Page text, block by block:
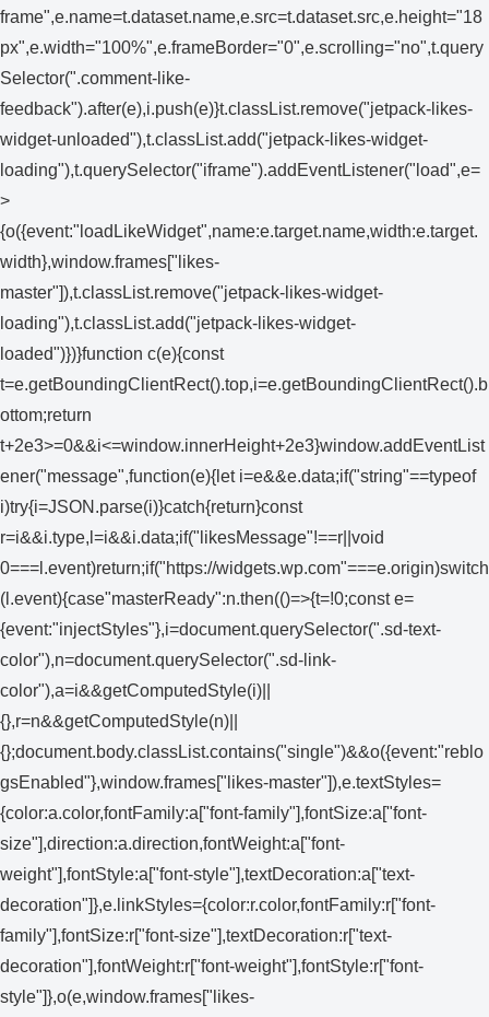
frame",e.name=t.dataset.name,e.src=t.dataset.src,e.height="18
px",e.width="100%",e.frameBorder="0",e.scrolling="no",t.query
Selector(".comment-like-
feedback").after(e),i.push(e)}t.classList.remove("jetpack-likes-
widget-unloaded"),t.classList.add("jetpack-likes-widget-
loading"),t.querySelector("iframe").addEventListener("load",e=
>
{o({event:"loadLikeWidget",name:e.target.name,width:e.target.
width},window.frames["likes-
master"]),t.classList.remove("jetpack-likes-widget-
loading"),t.classList.add("jetpack-likes-widget-
loaded")})}function c(e){const
t=e.getBoundingClientRect().top,i=e.getBoundingClientRect().b
ottom;return
t+2e3>=0&&i<=window.innerHeight+2e3}window.addEventList
ener("message",function(e){let i=e&&e.data;if("string"==typeof
i)try{i=JSON.parse(i)}catch{return}const
r=i&&i.type,l=i&&i.data;if("likesMessage"!==r||void
0===l.event)return;if("https://widgets.wp.com"===e.origin)switch
(l.event){case"masterReady":n.then(()=>{t=!0;const e=
{event:"injectStyles"},i=document.querySelector(".sd-text-
color"),n=document.querySelector(".sd-link-
color"),a=i&&getComputedStyle(i)||
{},r=n&&getComputedStyle(n)||
{};document.body.classList.contains("single")&&o({event:"reblo
gsEnabled"},window.frames["likes-master"]),e.textStyles=
{color:a.color,fontFamily:a["font-family"],fontSize:a["font-
size"],direction:a.direction,fontWeight:a["font-
weight"],fontStyle:a["font-style"],textDecoration:a["text-
decoration"]},e.linkStyles={color:r.color,fontFamily:r["font-
family"],fontSize:r["font-size"],textDecoration:r["text-
decoration"],fontWeight:r["font-weight"],fontStyle:r["font-
style"]},o(e,window.frames["likes-